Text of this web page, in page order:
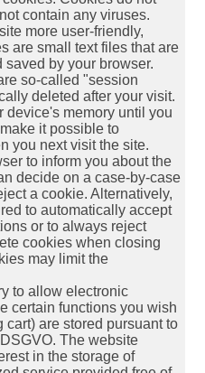
contain any viruses.
more user-friendly,
are small text files that are
saved by your browser.
so-called "session
deleted after your visit.
device's memory until you
it possible to
you next visit the site.
to inform you about the
decide on a case-by-case
a cookie. Alternatively,
to automatically accept
or to always reject
cookies when closing
may limit the
to allow electronic
certain functions you wish
are stored pursuant to
The website
in the storage of